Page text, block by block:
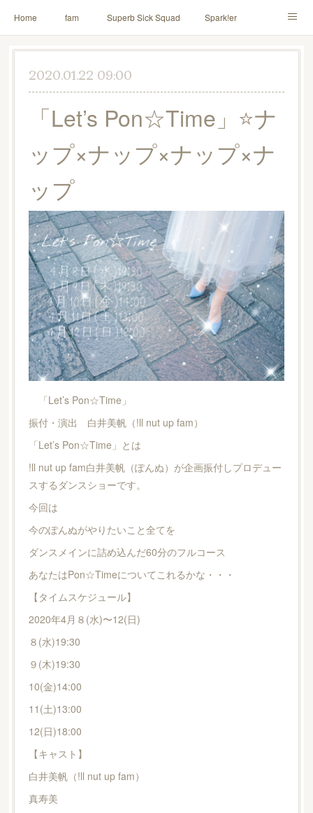
Home fam Superb Sick Squad Spark!er
M!X ♪ll nut up fam contact 「depenDANCE」
PINK THUNDER AILE! シャウト！
イルナップ強化週間 「バカサワギ-High-」「ハッピ⇒ギャルマインド」
2020.01.22 09:00
「Let’s Pon☆Time」⭐️ナ
ップ×ナップ×ナップ×ナ
ップ
「Let’s Pon☆Time」
振付・演出 白井美帆（!ll nut up fam）
「Let’s Pon☆Time」とは
!ll nut up fam白井美帆（ぽんぬ）が企画振付しプロデュー
スするダンスショーです。
今回は
今のぽんぬがやりたいこと全てを
ダンスメインに詰め込んだ60分のフルコース
あなたはPon☆Timeについてこれるかな・・・
【タイムスケジュール】
2020年4月８(水)〜12(日)
８(水)19:30
９(木)19:30
10(金)14:00
11(土)13:00
12(日)18:00
【キャスト】
白井美帆（!ll nut up fam）
真寿美